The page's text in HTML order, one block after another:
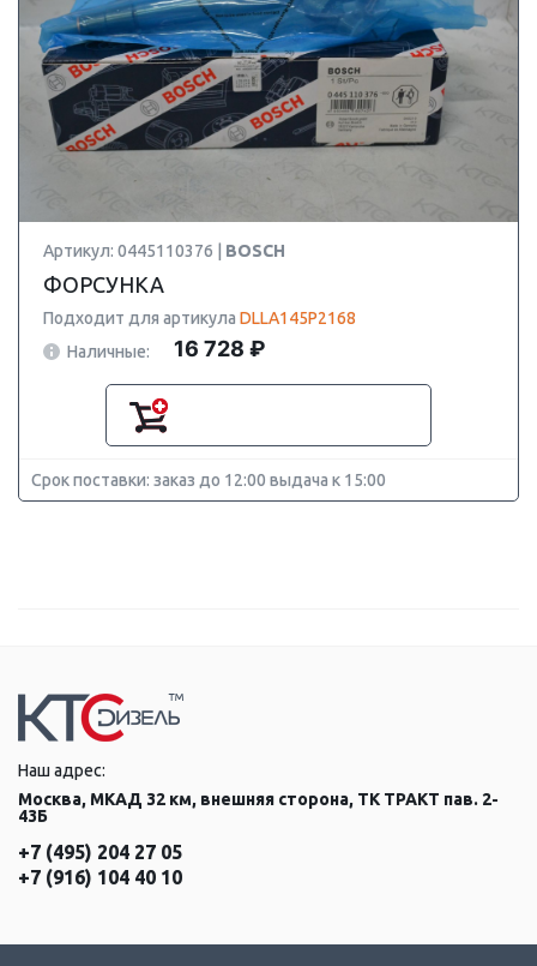
Артикул: 0445110376 | BOSCH
ФОРСУНКА
Подходит для артикула DLLA145P2168
Наличные:
16 728 ₽
Срок поставки: заказ до 12:00 выдача к 15:00
Наш адрес:
Москва, МКАД 32 км, внешняя сторона, ТК ТРАКТ пав. 2-
43Б
+7 (495) 204 27 05
+7 (916) 104 40 10